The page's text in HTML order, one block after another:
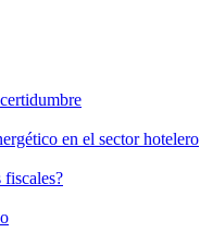
en el sector hotelero
fiscales?